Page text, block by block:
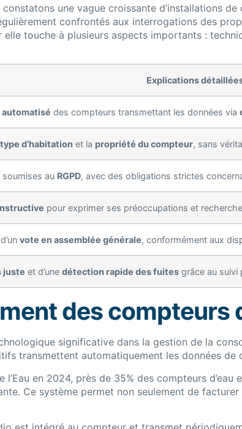
une vague croissante d’installations
confrontés aux interrogations des
touche à plusieurs aspects importants :
Explications
des compteurs transmettant les données via
type d’habitation et la propriété du compteur, sans
au RGPD, avec des obligations strictes
pour exprimer ses préoccupations et
vote en assemblée générale, conformément aux
juste et d’une détection rapide des fuites grâce au suivi
des compteurs
significative dans la gestion de la
transmettent automatiquement les données
en 2024, près de 35% des compteurs
Ce système permet non seulement de